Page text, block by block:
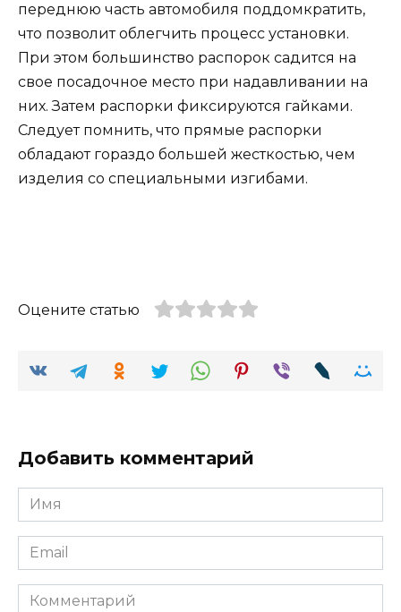
переднюю часть автомобиля поддомкратить,
что позволит облегчить процесс установки.
При этом большинство распорок садится на
свое посадочное место при надавливании на
них. Затем распорки фиксируются гайками.
Следует помнить, что прямые распорки
обладают гораздо большей жесткостью, чем
изделия со специальными изгибами.
Оцените статью
Добавить комментарий
Имя
Email
Комментарий